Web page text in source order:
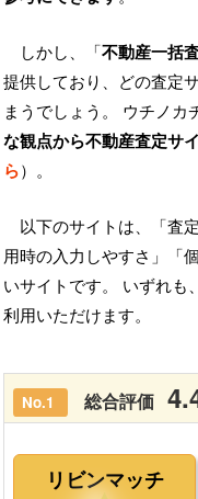
しかし、「不動産一括
提供しており、どの査定
まうでしょう。 ウチノカ
な観点から不動産査定サ
ら）。
以下のサイトは、「査
用時の入力しやすさ」「
いサイトです。 いずれも
利用いただけます。